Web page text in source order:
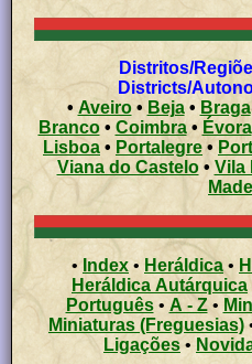
Distritos/Regiões
Districts/
• Aveiro• Beja• Braga
Branco• Coimbra• Évora
Lisboa • Portalegre•
Viana do Castelo• Vila
• Index• Heráldica •
Heráldica Autárquica
Português• A - Z•
Miniaturas (Freguesias)
Ligações •